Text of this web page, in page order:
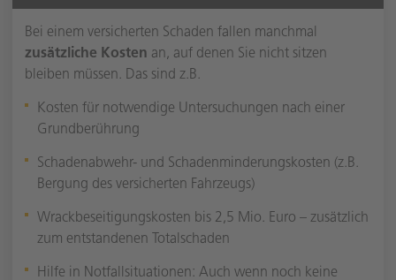
Bei einem versicherten Schaden fallen manchmal
zusätzliche Kosten an, auf denen Sie nicht sitzen
bleiben müssen. Das sind z.B.
Kosten für notwendige Untersuchungen nach einer
Grundberührung
Schadenabwehr- und Schadenminderungskosten (z.B.
Bergung des versicherten Fahrzeugs)
Wrackbeseitigungskosten bis 2,5 Mio. Euro – zusätzlich
zum entstandenen Totalschaden
Hilfe in Notfallsituationen: Auch wenn noch keine